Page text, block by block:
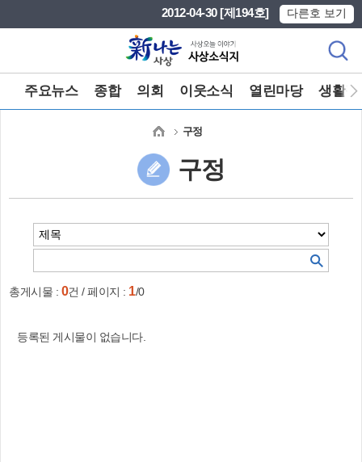
2012-04-30 [제194호] 다른호 보기
주요뉴스 종합 의회 이웃소식 열린마당 생활정
구정
구정
총게시물 : 0건 / 페이지 : 1/0
등록된 게시물이 없습니다.